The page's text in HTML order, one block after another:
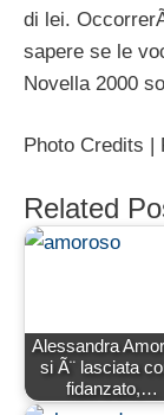
di lei.
sapere se le
Novella 2000
Photo Credits |
Related
Alessandra
si Ã¨ lasciata
fidanzato,…